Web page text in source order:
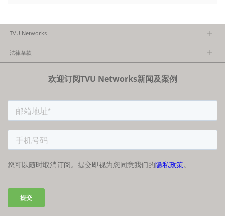
TVU Networks
法律条款
欢迎订阅TVU Networks新闻及案例